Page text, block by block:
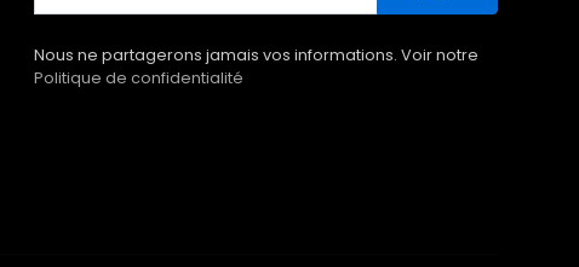
Nous ne partagerons jamais vos informations. Voir notre
Politique de confidentialité